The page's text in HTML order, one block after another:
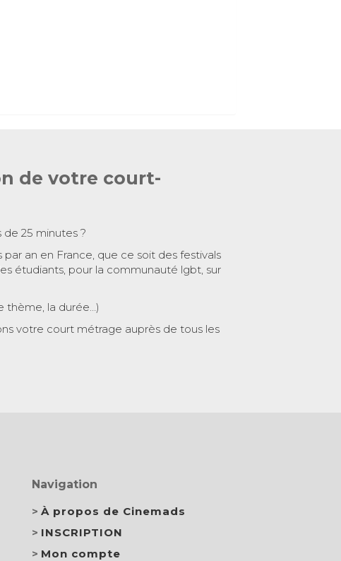
de votre court-
25 minutes ?
an en France, que ce soit des festivals
étudiants, pour la communauté lgbt, sur
thème, la durée…)
votre court métrage auprès de tous les
Navigation
À propos de Cinemads
INSCRIPTION
Mon compte